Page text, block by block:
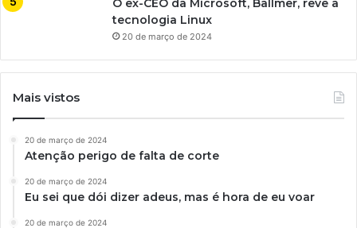
O ex-CEO da Microsoft, Ballmer, revê a
tecnologia Linux
20 de março de 2024
Mais vistos
20 de março de 2024
Atenção perigo de falta de corte
20 de março de 2024
Eu sei que dói dizer adeus, mas é hora de eu voar
20 de março de 2024